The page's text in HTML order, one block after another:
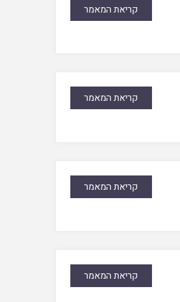
קריאת המאמר
קריאת המאמר
קריאת המאמר
קריאת המאמר